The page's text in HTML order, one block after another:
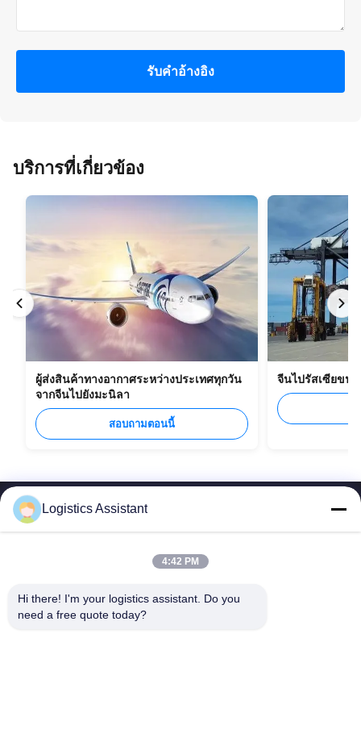
รับคําอ้างอิง
บริการที่เกี่ยวข้อง
ผู้ส่งสินค้าทางอากาศระหว่างประเทศทุกวัน
จากจีนไปยังมะนิลา
สอบถามตอนนี้
จีนไปรัสเซียขนส่
Logistics Assistant
4:42 PM
Hi there! I'm your logistics assistant. Do you
need a free quote today?